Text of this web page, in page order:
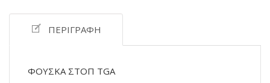
ΠΕΡΙΓΡΑΦΉ
ΦΟΥΣΚΑ ΣΤΟΠ TGA